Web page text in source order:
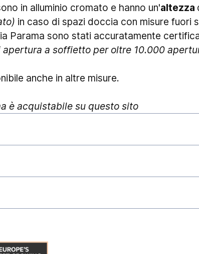
in alluminio cromato e hanno un'altezza
in caso di spazi doccia con misure fuori
Parama sono stati accuratamente
a soffietto per oltre 10.000
anche in altre misure.
è acquistabile su questo sito
necessario chiarire che i
a fatti circostanziali. Eventi quali, ad
Friday e/o festività in genere)